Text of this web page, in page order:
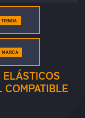
TIENDA
ELÁSTICOS
COMPATIBLE
MARCA